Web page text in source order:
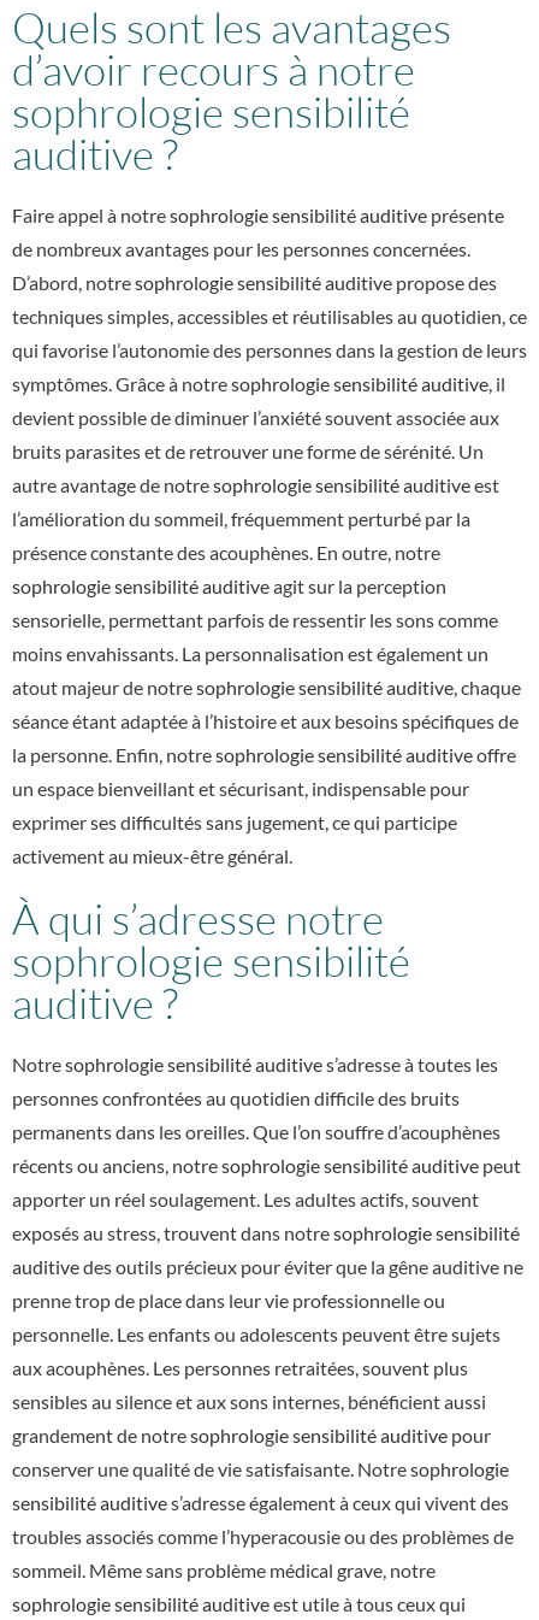
Quels sont les avantages
d’avoir recours à notre
sophrologie sensibilité
auditive ?
Faire appel à notresophrologie sensibilité auditive présente
de nombreux avantages pour les personnes concernées.
D’abord, notresophrologie sensibilité auditive propose des
techniques simples, accessibles et réutilisables au quotidien, ce
qui favorise l’autonomie des personnes dans la gestion de leurs
symptômes. Grâce à notresophrologie sensibilité auditive, il
devient possible de diminuer l’anxiété souvent associée aux
bruits parasites et de retrouver une forme de sérénité. Un
autre avantage de notresophrologie sensibilité auditiveest
l’amélioration du sommeil, fréquemment perturbé par la
présence constante des acouphènes. En outre, notre
sophrologie sensibilité auditiveagit sur la perception
sensorielle, permettant parfois de ressentir les sons comme
moins envahissants. La personnalisation est également un
atout majeur de notresophrologie sensibilité auditive, chaque
séance étant adaptée à l’histoire et aux besoins spécifiques de
la personne. Enfin, notresophrologie sensibilité auditiveoffre
un espace bienveillant et sécurisant, indispensable pour
exprimer ses difficultés sans jugement, ce qui participe
activement au mieux-être général.
À qui s’adresse notre
sophrologie sensibilité
auditive ?
Notresophrologie sensibilité auditives’adresse à toutes les
personnes confrontées au quotidien difficile des bruits
permanents dans les oreilles. Que l’on souffre d’acouphènes
récents ou anciens, notresophrologie sensibilité auditive peut
apporter un réel soulagement. Les adultes actifs, souvent
exposés au stress, trouvent dans notresophrologie sensibilité
auditivedes outils précieux pour éviter que la gêne auditive ne
prenne trop de place dans leur vie professionnelle ou
personnelle. Les enfants ou adolescents peuvent être sujets
aux acouphènes. Les personnes retraitées, souvent plus
sensibles au silence et aux sons internes, bénéficient aussi
grandement de notresophrologie sensibilité auditive pour
conserver une qualité de vie satisfaisante. Notresophrologie
sensibilité auditives’adresse également à ceux qui vivent des
troubles associés comme l’hyperacousie ou des problèmes de
sommeil. Même sans problème médical grave, notre
sophrologie sensibilité auditiveest utile à tous ceux qui